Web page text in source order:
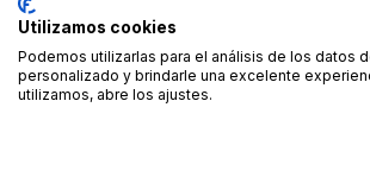
Utilizamos cookies
Podemos utilizarlas para el análisis de los datos
personalizado y brindarle una excelente
utilizamos, abre los ajustes.